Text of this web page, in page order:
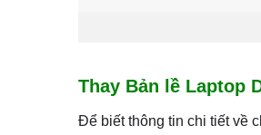
Thay Bản lề Laptop
Để biết thông tin chi tiết về